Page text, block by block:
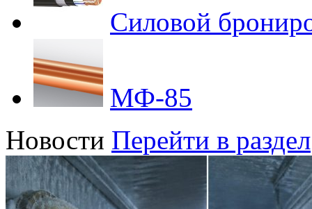
Силовой
МФ-85
Новости Перейти в раздел